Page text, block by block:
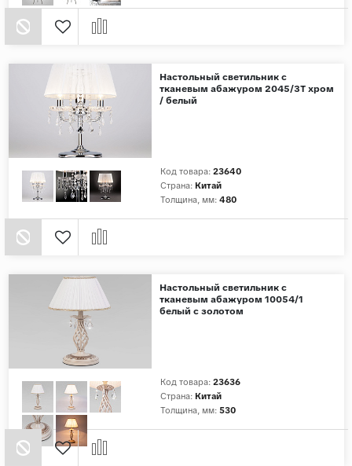
Испания
Настольный светильник с
тканевым абажуром 2045/3T хром
/ белый
Код товара: 23640
Страна: Китай
Толщина, мм: 480
Настольный светильник с
тканевым абажуром 10054/1
белый с золотом
Код товара: 23636
Страна: Китай
Толщина, мм: 530